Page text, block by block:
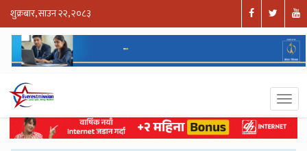
शुक्रबार, साउन २२, २०८३